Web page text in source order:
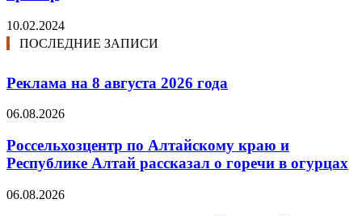
10.02.2024
ПОСЛЕДНИЕ ЗАПИСИ
Реклама на 8 августа 2026 года
06.08.2026
Россельхозцентр по Алтайскому краю и
Республике Алтай рассказал о горечи в огурцах
06.08.2026